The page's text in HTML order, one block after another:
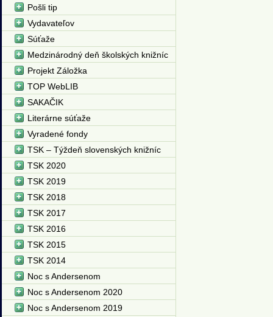
Pošli tip
Vydavateľov
Súťaže
Medzinárodný deň školských knižníc
Projekt Záložka
TOP WebLIB
SAKAČIK
Literárne súťaže
Vyradené fondy
TSK – Týždeň slovenských knižníc
TSK 2020
TSK 2019
TSK 2018
TSK 2017
TSK 2016
TSK 2015
TSK 2014
Noc s Andersenom
Noc s Andersenom 2020
Noc s Andersenom 2019